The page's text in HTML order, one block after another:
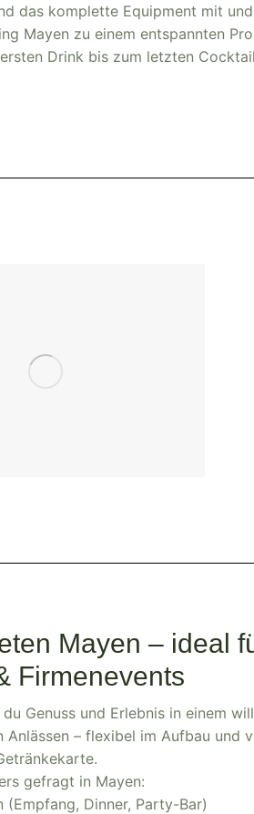
das komplette Equipment mit
Mayen zu einem entspannten
Drink bis zum letzten
Mayen – ideal
Firmenevents
Genuss und Erlebnis in einem
– flexibel im Aufbau und
gefragt in Mayen:
(Empfang, Dinner, Party-Bar)